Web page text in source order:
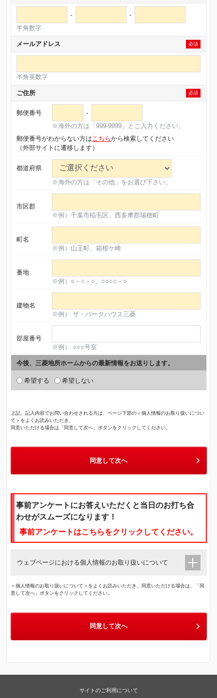
-
-
半角数字
メールアドレス 必須
半角英数字
ご住所 必須
郵便番号
-
※海外の方は「999-9999」とご入力ください。
郵便番号がわからない方は こちらから検索してください
（外部サイトに遷移します）
都道府県
※海外の方は「その他」をお選び下さい。
市区郡
※例）千葉市稲毛区、西多摩郡瑞穂町
町名
※例）山王町、箱根ケ崎
番地
※例）○－○－○、○○○○－○
建物名
※例） ザ・パークハウス三菱
部屋番号
※例） ○○○号室
今後、三菱地所ホームからの最新情報をお送りします。
希望する 希望しない
上記、記入内容でお問い合わせされる方は、ページ下部の＜個人情報のお取り扱いについ
て＞をよくお読みいただき、
同意いただける場合は「同意して次へ」ボタンをクリックしてください。
同意して次へ
事前アンケートにお答えいただくと当日のお打ち合
わせがスムーズになります！
事前アンケートはこちらをクリックしてください。
ウェブページにおける個人情報のお取り扱いについて
＜個人情報のお取り扱いについて＞をよくお読みいただき、同意いただける場合は、「同
意して次へ」ボタンをクリックしてください。
同意して次へ
サイトのご利用について